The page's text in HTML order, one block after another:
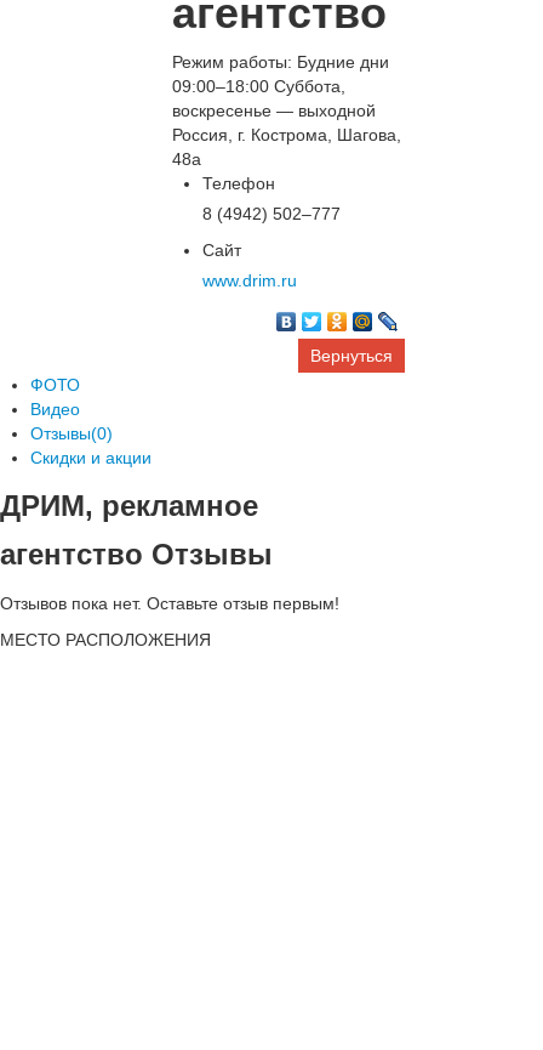
агентство
Режим работы: Будние дни
09:00–18:00 Суббота,
воскресенье — выходной
Россия, г. Кострома, Шагова,
48а
Телефон
8 (4942) 502‒777
Сайт
www.drim.ru
Вернуться
ФОТО
Видео
Отзывы(0)
Скидки и акции
ДРИМ, рекламное
агентство Отзывы
Отзывов пока нет. Оставьте отзыв первым!
МЕСТО РАСПОЛОЖЕНИЯ